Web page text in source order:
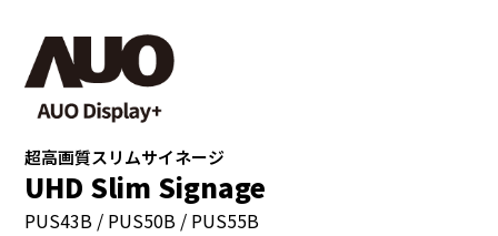
超高画質スリムサイネージ
UHD Slim Signage
PUS43B / PUS50B / PUS55B